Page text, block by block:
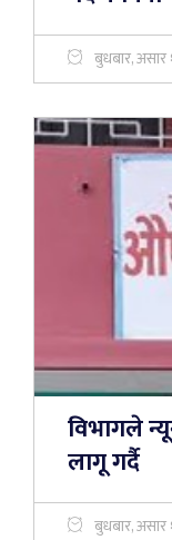
बुधबार,
विभागले
लागू गर्दै
बुधबार,